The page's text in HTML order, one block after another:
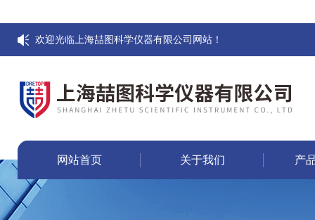
欢迎光临上海喆图科学仪器有限公司网站！
网站首页 关于我们 产